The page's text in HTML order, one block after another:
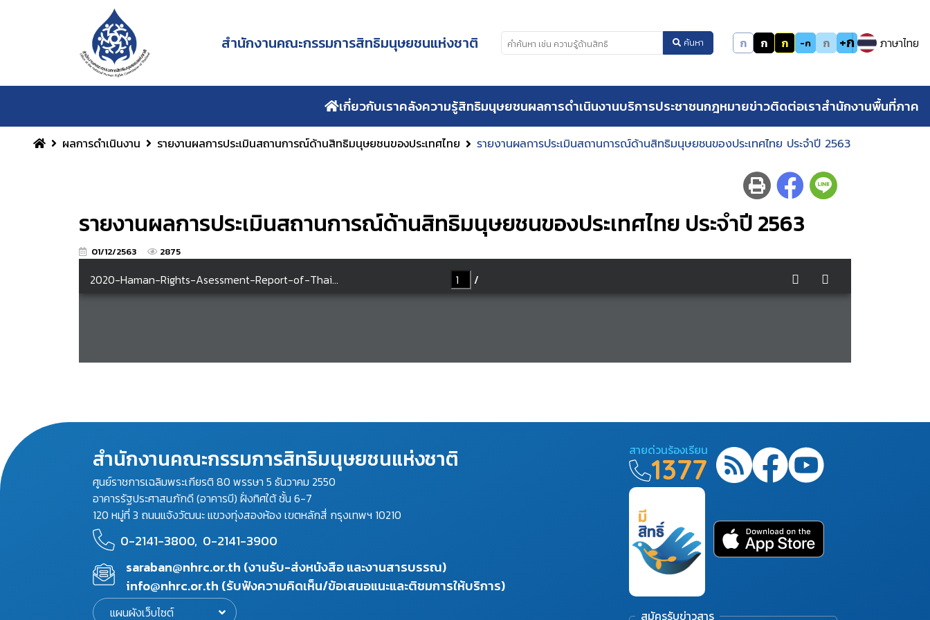
สำนักงานคณะกรรมการสิทธิมนุษยชนแห่งชาติ ค้นหา ก ก ก -ก ก +ก ภาษาไทย
เกี่ยวกับเราคลังความรู้สิทธิมนุษยชนผลการดำเนินงานบริการประชาชนกฎหมายข่าวติดต่อเราสำนักงานพื้นที่ภาค
ผลการดำเนินงาน รายงานผลการประเมินสถานการณ์ด้านสิทธิมนุษยชนของประเทศไทย รายงานผลการประเมินสถานการณ์ด้านสิทธิมนุษยชนของประเทศไทย ประจำปี 2563
รายงานผลการประเมินสถานการณ์ด้านสิทธิมนุษยชนของประเทศไทย ประจำปี 2563
01/12/2563 2875
สำนักงานคณะกรรมการสิทธิมนุษยชนแห่งชาติ
ศูนย์ราชการเฉลิมพระเกียรติ 80 พรรษา 5 ธันวาคม 2550
อาคารรัฐประศาสนภักดี (อาคารบี) ฝั่งทิศใต้ ชั้น 6-7
120 หมู่ที่ 3 ถนนแจ้งวัฒนะ แขวงทุ่งสองห้อง เขตหลักสี่ กรุงเทพฯ 10210
0-2141-3800, 0-2141-3900
saraban@nhrc.or.th (งานรับ-ส่งหนังสือ และงานสารบรรณ)
info@nhrc.or.th (รับฟังความคิดเห็น/ข้อเสนอแนะและติชมการให้บริการ)
แผนผังเว็บไซต์
สายด่วนร้องเรียน
1377
สมัครรับข่าวสาร